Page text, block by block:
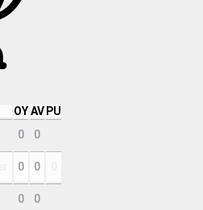
OYAV PU
0 0
0 0
0 0